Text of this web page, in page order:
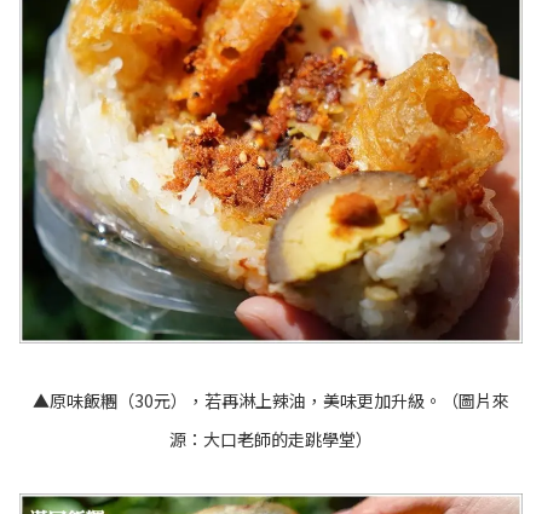
▲原味飯糰（30元），若再淋上辣油，美味更加升級。（圖片來
源： 大口老師的走跳學堂）